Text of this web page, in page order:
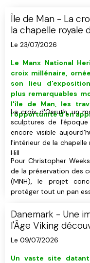
Île de Man - La
la chapelle royale
Le 23/07/2026
Le Manx National
croix millénaire,
son lieu
plus remarquables
l'île de Man,
les
l'opportunité d'en
La croix d'Osruth, un
sculptures de
encore visible
l'intérieur de la chapelle
Hill.
Pour Christopher
de la préservation des
(MNH), le projet
protéger tout un pan
que nous possédons.",
Danemark - Une
l'Âge Viking
Le 09/07/2026
Un vaste site